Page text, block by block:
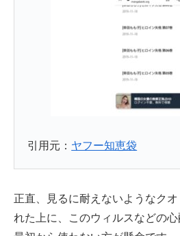
引用元： ヤフー知恵袋
正直、見るに耐えないようなク
れた上に、このウィルスなどの